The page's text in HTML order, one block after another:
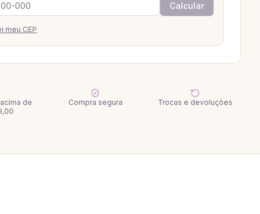
Calcular
meu CEP
de
Compra segura Trocas e devoluções